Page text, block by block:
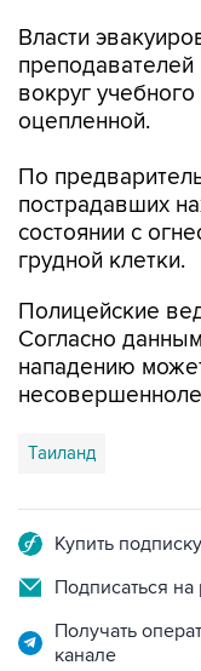
Власти
преподавателей
вокруг
оцепленной.
По
пострадавших
состоянии с
грудной клетки.
Полицейские
Согласно
нападению
Таиланд
Купить
Подписаться на
Получать
канале